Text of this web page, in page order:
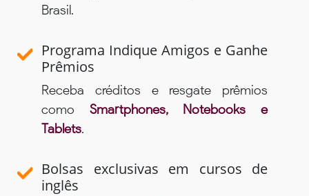
Brasil.
Programa Indique Amigos e Ganhe
Prêmios
Receba créditos e resgate prêmios
como Smartphones, Notebooks e
Tablets.
Bolsas exclusivas em cursos de
inglês